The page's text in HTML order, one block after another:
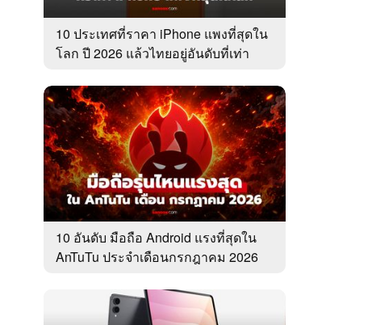
10 ประเทศที่ราคา iPhone แพงที่สุดใน
โลก ปี 2026 แล้วไทยอยู่อันดับที่เท่า
10 อันดับ มือถือ Android แรงที่สุดใน
AnTuTu ประจำเดือนกรกฎาคม 2026